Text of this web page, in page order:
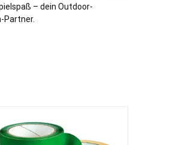
– dein Outdoor-
Partner.